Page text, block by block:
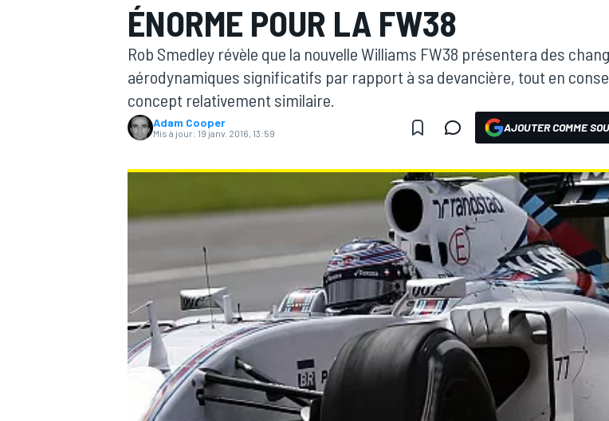
MOTOGP
WRC
ÉNORME POUR LA FW38
Rob Smedley révèle que la nouvelle Williams FW38 présentera des
aérodynamiques significatifs par rapport à sa devancière, tout en
concept relativement similaire.
Adam Cooper
Mis à jour: 19 janv. 2016, 13:59 AJOUTER COMME